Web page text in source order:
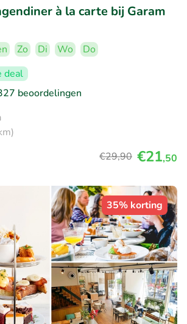
à la carte bij Garam
Zo Di Wo
Do
deal
beoordelingen
€29,90 €21,50
35% korting